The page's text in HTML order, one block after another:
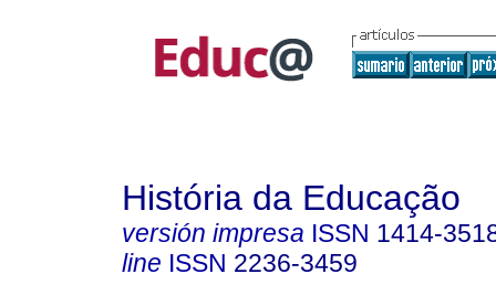
História da Educação
versión impresa ISSN 1414-
line ISSN 2236-3459